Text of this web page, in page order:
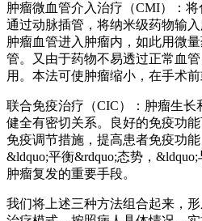
肿瘤微血管介入治疗（CMI）：将
通过动脉插管，将纳米级药物输
肿瘤血管进入肿瘤内，如此用微
管。又由于药物不易透过正常血
用。本法可使肿瘤缩小，在手术前
联合免疫治疗（CIC）：肿瘤生长
健全有密切关系。良好的免疫功
免疫调节措施，提高患者免疫功
&ldquo;平衡&rdquo;态势，
肿瘤复发的重要手段。
我们将上述三种方法组合起来，